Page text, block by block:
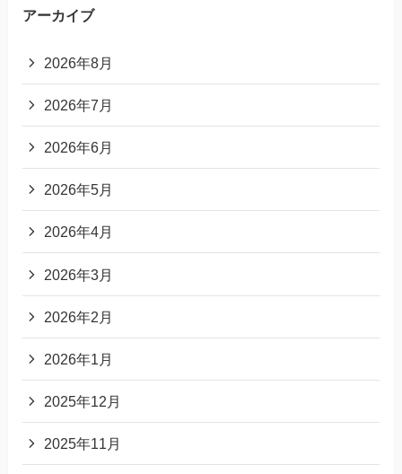
アーカイブ
2026年8月
2026年7月
2026年6月
2026年5月
2026年4月
2026年3月
2026年2月
2026年1月
2025年12月
2025年11月